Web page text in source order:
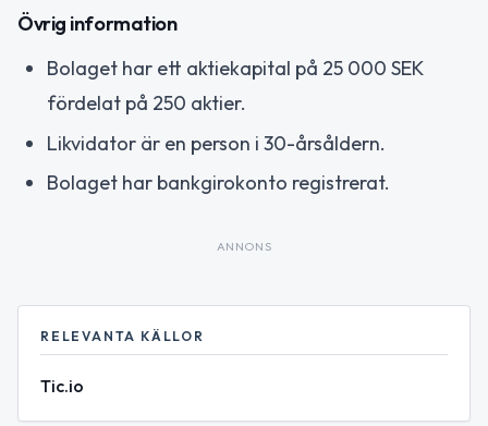
Övrig information
Bolaget har ett aktiekapital på 25 000 SEK
fördelat på 250 aktier.
Likvidator är en person i 30-årsåldern.
Bolaget har bankgirokonto registrerat.
ANNONS
RELEVANTA KÄLLOR
Tic.io